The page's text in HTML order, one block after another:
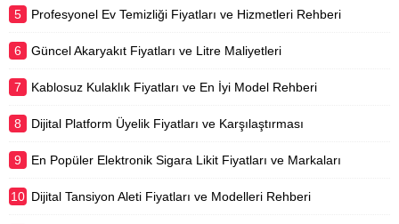
5 Profesyonel Ev Temizliği Fiyatları ve Hizmetleri Rehberi
6 Güncel Akaryakıt Fiyatları ve Litre Maliyetleri
7 Kablosuz Kulaklık Fiyatları ve En İyi Model Rehberi
8 Dijital Platform Üyelik Fiyatları ve Karşılaştırması
9 En Popüler Elektronik Sigara Likit Fiyatları ve Markaları
10 Dijital Tansiyon Aleti Fiyatları ve Modelleri Rehberi